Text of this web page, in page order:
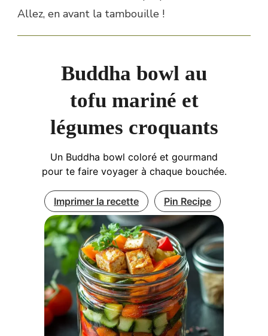
Allez, en avant la tambouille !
Buddha bowl au
tofu mariné et
légumes croquants
Un Buddha bowl coloré et gourmand
pour te faire voyager à chaque bouchée.
Imprimer la recette Pin Recipe